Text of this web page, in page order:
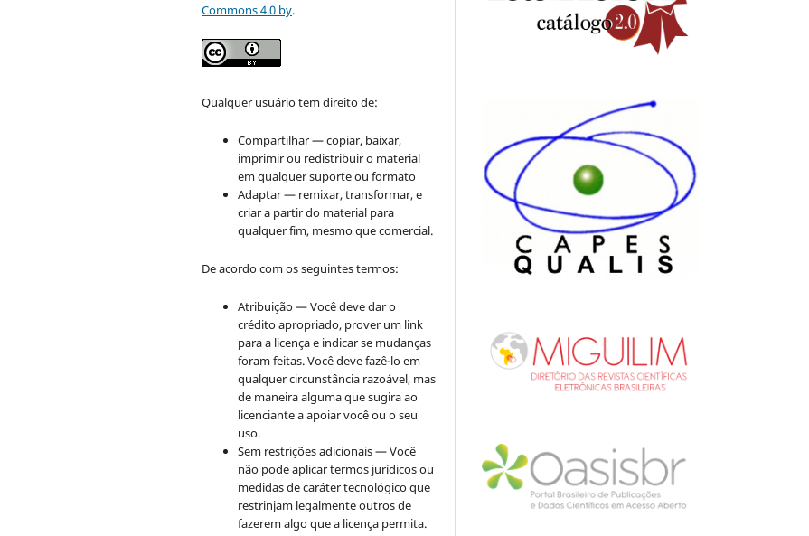
Commons 4.0 by.
Qualquer usuário tem direito de:
Compartilhar — copiar, baixar,
imprimir ou redistribuir o material
em qualquer suporte ou formato
Adaptar — remixar, transformar, e
criar a partir do material para
qualquer fim, mesmo que comercial.
De acordo com os seguintes termos:
Atribuição — Você deve dar o
crédito apropriado, prover um link
para a licença e indicar se mudanças
foram feitas. Você deve fazê-lo em
qualquer circunstância razoável, mas
de maneira alguma que sugira ao
licenciante a apoiar você ou o seu
uso.
Sem restrições adicionais — Você
não pode aplicar termos jurídicos ou
medidas de caráter tecnológico que
restrinjam legalmente outros de
fazerem algo que a licença permita.